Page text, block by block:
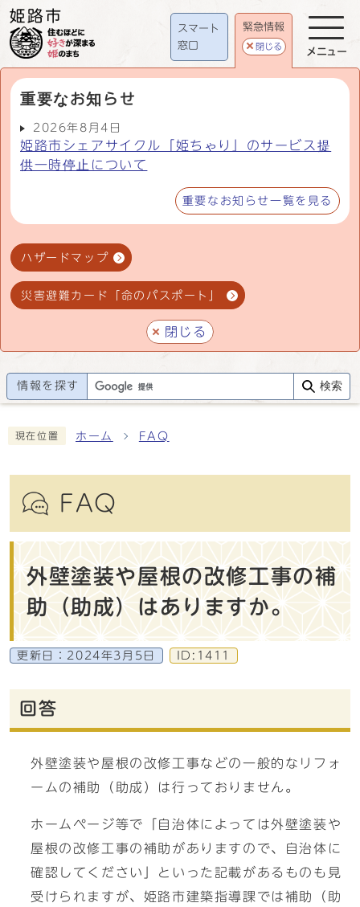
スマート
窓口
緊急情報
閉じる
重要なお知らせ
2026年8月4日
姫路市シェアサイクル「姫ちゃり」のサービス提
供一時停止について
重要なお知らせ一覧を見る
ハザードマップ
災害避難カード「命のパスポート」
閉じる
メニュー
情報を探す 検索
現在位置 ホーム FAQ
FAQ
外壁塗装や屋根の改修工事の補
助（助成）はありますか。
更新日： 2024年3月5日 ID:1411
回答
外壁塗装や屋根の改修工事などの一般的なリフォ
ームの補助（助成）は行っておりません。
ホームページ等で「自治体によっては外壁塗装や
屋根の改修工事の補助がありますので、自治体に
確認してください」といった記載があるものも見
受けられますが、姫路市建築指導課では補助（助